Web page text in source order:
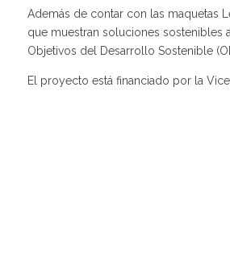
Además de contar con las maquetas
que muestran soluciones sostenibles
Objetivos del Desarrollo Sostenible
El proyecto está financiado por la